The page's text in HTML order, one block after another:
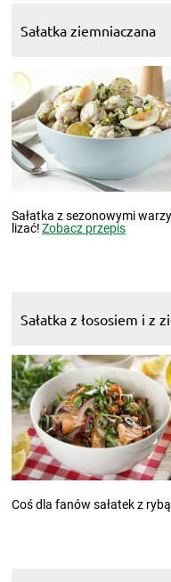
Sałatka ziemniaczana
Sałatka z sezonowymi
lizać!Zobacz przepis
Sałatka z łososiem i z
Coś dla fanów sałatek z